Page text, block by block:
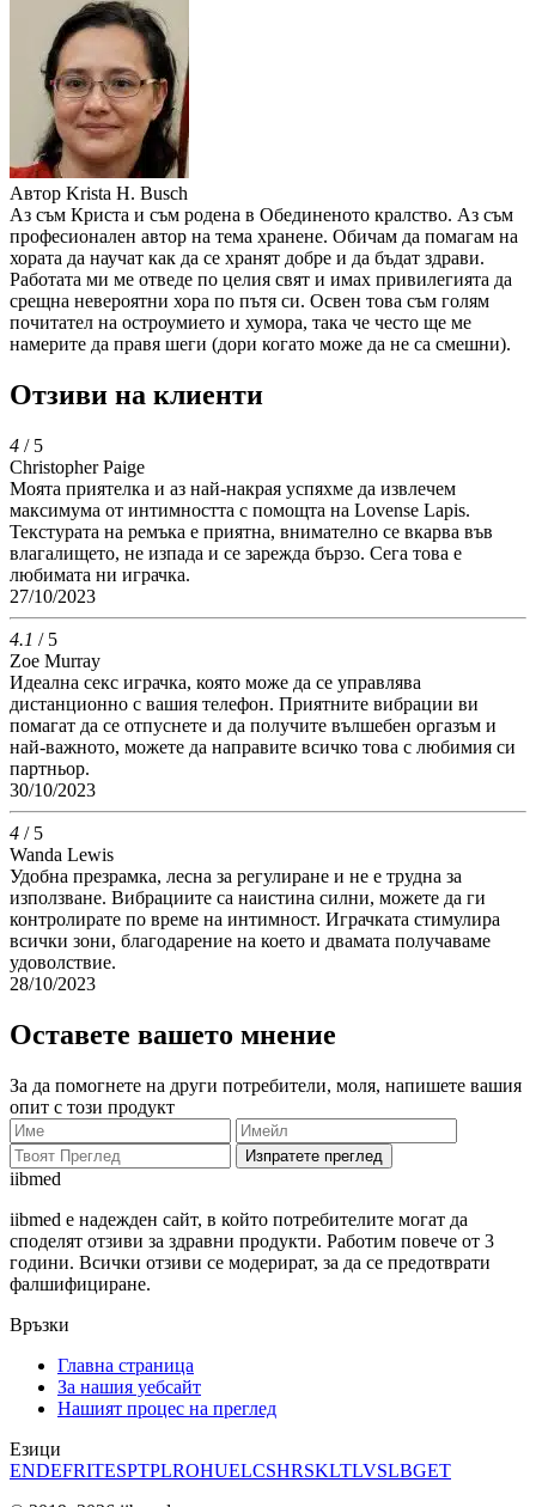
Автор Krista H. Busch
Аз съм Криста и съм родена в Обединеното кралство. Аз съм
професионален автор на тема хранене. Обичам да помагам на
хората да научат как да се хранят добре и да бъдат здрави.
Работата ми ме отведе по целия свят и имах привилегията да
срещна невероятни хора по пътя си. Освен това съм голям
почитател на остроумието и хумора, така че често ще ме
намерите да правя шеги (дори когато може да не са смешни).
Отзиви на клиенти
4 / 5
Christopher Paige
Моята приятелка и аз най-накрая успяхме да извлечем
максимума от интимността с помощта на Lovense Lapis.
Текстурата на ремъка е приятна, внимателно се вкарва във
влагалището, не изпада и се зарежда бързо. Сега това е
любимата ни играчка.
27/10/2023
4.1 / 5
Zoe Murray
Идеална секс играчка, която може да се управлява
дистанционно с вашия телефон. Приятните вибрации ви
помагат да се отпуснете и да получите вълшебен оргазъм и
най-важното, можете да направите всичко това с любимия си
партньор.
30/10/2023
4 / 5
Wanda Lewis
Удобна презрамка, лесна за регулиране и не е трудна за
използване. Вибрациите са наистина силни, можете да ги
контролирате по време на интимност. Играчката стимулира
всички зони, благодарение на което и двамата получаваме
удоволствие.
28/10/2023
Оставете вашето мнение
За да помогнете на други потребители, моля, напишете вашия
опит с този продукт
Изпратете преглед
iibmed
iibmed е надежден сайт, в който потребителите могат да
споделят отзиви за здравни продукти. Работим повече от 3
години. Всички отзиви се модерират, за да се предотврати
фалшифициране.
Връзки
Главна страница
За нашия уебсайт
Нашият процес на преглед
Езици
ENDEFRITESPTPLROHUELCSHRSKLTLVSLBGET